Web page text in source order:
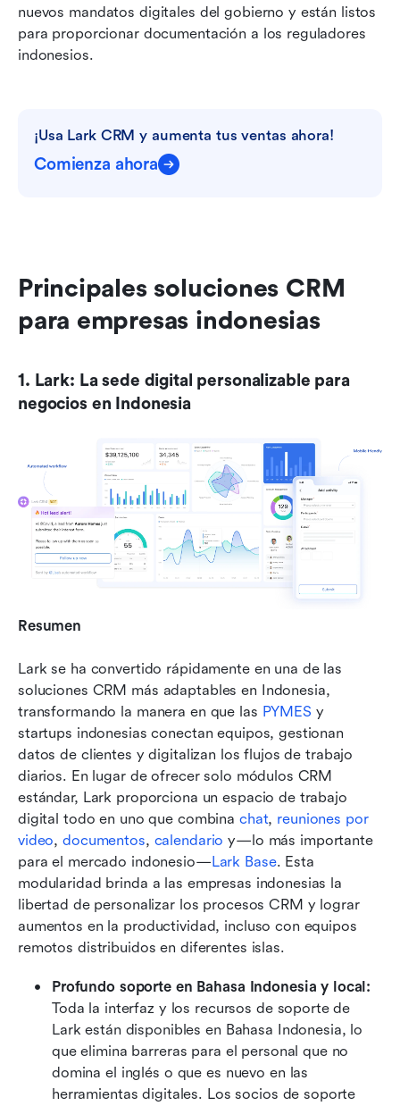
nuevos mandatos digitales del gobierno y están listos
para proporcionar documentación a los reguladores
indonesios.
¡Usa Lark CRM y aumenta tus ventas ahora!
Comienza ahora
Principales soluciones CRM
para empresas indonesias
1. Lark: La sede digital personalizable para
negocios en Indonesia
Resumen
Lark se ha convertido rápidamente en una de las
soluciones CRM más adaptables en Indonesia,
transformando la manera en que las PYMES y
startups indonesias conectan equipos, gestionan
datos de clientes y digitalizan los flujos de trabajo
diarios. En lugar de ofrecer solo módulos CRM
estándar, Lark proporciona un espacio de trabajo
digital todo en uno que combina chat, reuniones por
video, documentos, calendario y—lo más importante
para el mercado indonesio—Lark Base. Esta
modularidad brinda a las empresas indonesias la
libertad de personalizar los procesos CRM y lograr
aumentos en la productividad, incluso con equipos
remotos distribuidos en diferentes islas.
Profundo soporte en Bahasa Indonesia y local:
Toda la interfaz y los recursos de soporte de
Lark están disponibles en Bahasa Indonesia, lo
que elimina barreras para el personal que no
domina el inglés o que es nuevo en las
herramientas digitales. Los socios de soporte